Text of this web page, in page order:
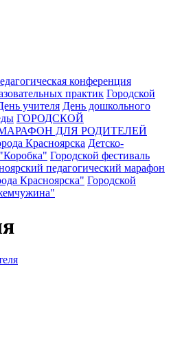
конференция
практик Городской
учителя День дошкольного
ГОРОДСКОЙ
ДЛЯ РОДИТЕЛЕЙ
Красноярска Детско-
Городской фестиваль
педагогический марафон
Красноярска" Городской